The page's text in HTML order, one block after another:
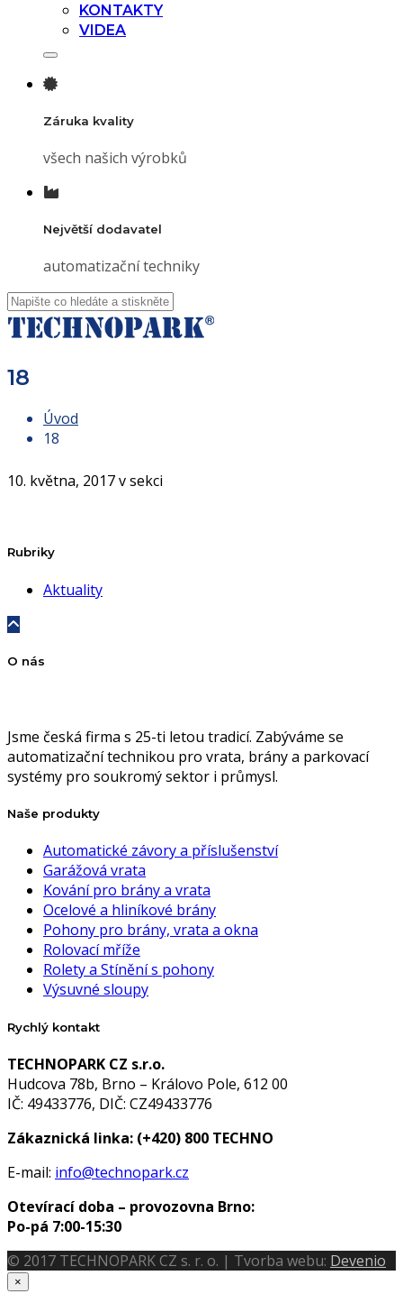
KONTAKTY
VIDEA
Záruka kvality
všech našich výrobků
Největší dodavatel
automatizační techniky
18
Úvod
18
10. května, 2017 v sekci
Rubriky
Aktuality
O nás
Jsme česká firma s 25-ti letou tradicí. Zabýváme se
automatizační technikou pro vrata, brány a parkovací
systémy pro soukromý sektor i průmysl.
Naše produkty
Automatické závory a příslušenství
Garážová vrata
Kování pro brány a vrata
Ocelové a hliníkové brány
Pohony pro brány, vrata a okna
Rolovací mříže
Rolety a Stínění s pohony
Výsuvné sloupy
Rychlý kontakt
TECHNOPARK CZ s.r.o.
Hudcova 78b, Brno – Královo Pole, 612 00
IČ: 49433776, DIČ: CZ49433776
Zákaznická linka: (+420) 800 TECHNO
E-mail: info@technopark.cz
Otevírací doba – provozovna Brno:
Po-pá 7:00-15:30
© 2017 TECHNOPARK CZ s. r. o. | Tvorba webu: Devenio
×